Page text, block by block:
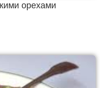
орехами